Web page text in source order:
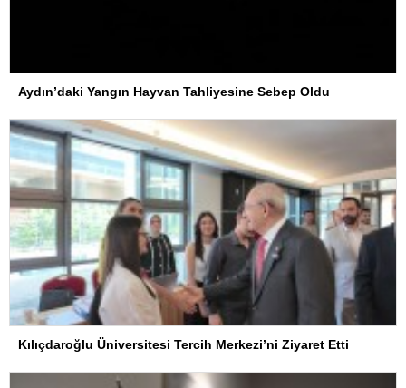
Aydın’daki Yangın Hayvan Tahliyesine Sebep Oldu
Kılıçdaroğlu Üniversitesi Tercih Merkezi’ni Ziyaret Etti